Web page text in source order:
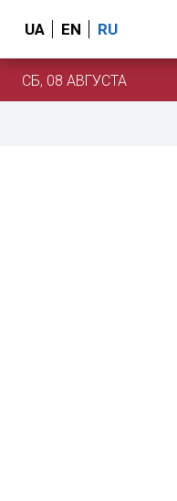
UA EN RU
СБ, 08 АВГУСТА